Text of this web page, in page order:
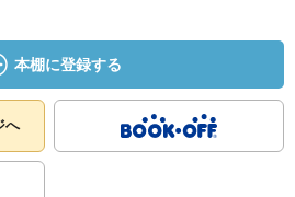
本棚に登録する
へ